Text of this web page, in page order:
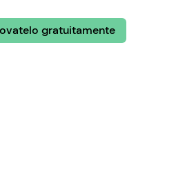
gratuitamente